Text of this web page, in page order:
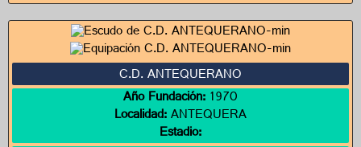
C.D. ANTEQUERANO
Año Fundación:1970
Localidad:ANTEQUERA
Estadio: